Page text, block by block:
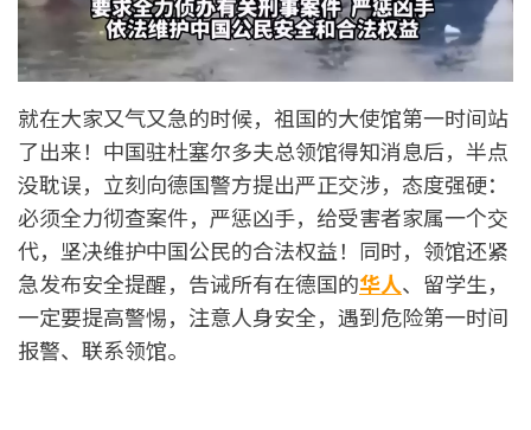
就在大家又气又急的时候，祖国的大使馆第一时间站
了出来！中国驻杜塞尔多夫总领馆得知消息后，半点
没耽误，立刻向德国警方提出严正交涉，态度强硬：
必须全力彻查案件，严惩凶手，给受害者家属一个交
代，坚决维护中国公民的合法权益！同时，领馆还紧
急发布安全提醒，告诫所有在德国的华人、留学生，
一定要提高警惕，注意人身安全，遇到危险第一时间
报警、联系领馆。